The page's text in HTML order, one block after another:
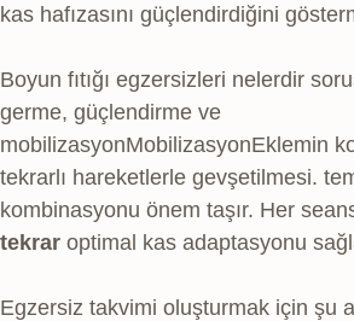
kas hafızasını güçlendirdiğini
Boyun fıtığı egzersizleri nelerdir
germe, güçlendirme ve
mobilizasyonMobilizasyonEklemin
tekrarlı hareketlerle gevşetilmesi.
kombinasyonu önem taşır. Her
tekrar optimal kas adaptasyonu
Egzersiz takvimi oluşturmak için şu